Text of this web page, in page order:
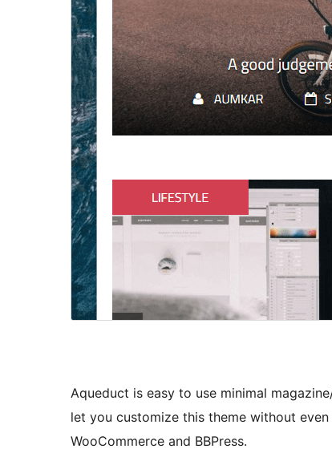
Aqueduct is easy to use minimal
let you customize this theme without
WooCommerce and BBPress.